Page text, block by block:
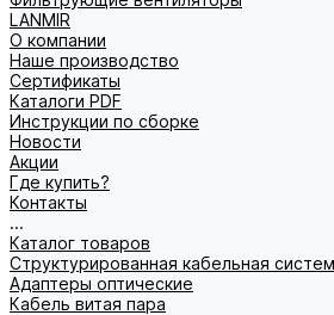
LANMIR
О компании
Наше производство
Сертификаты
Каталоги PDF
Инструкции по сборке
Новости
Акции
Где купить?
Контакты
...
Каталог товаров
Структурированная кабельная
Адаптеры оптические
Кабель витая пара